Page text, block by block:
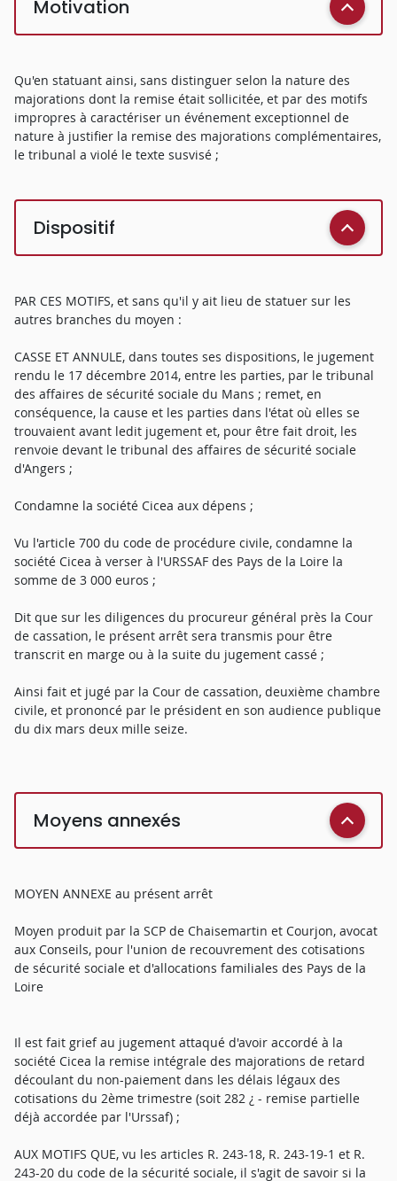
Motivation
Qu'en statuant ainsi, sans distinguer selon la nature des
majorations dont la remise était sollicitée, et par des motifs
impropres à caractériser un événement exceptionnel de
nature à justifier la remise des majorations complémentaires,
le tribunal a violé le texte susvisé ;
Dispositif
PAR CES MOTIFS, et sans qu'il y ait lieu de statuer sur les
autres branches du moyen :
CASSE ET ANNULE, dans toutes ses dispositions, le jugement
rendu le 17 décembre 2014, entre les parties, par le tribunal
des affaires de sécurité sociale du Mans ; remet, en
conséquence, la cause et les parties dans l'état où elles se
trouvaient avant ledit jugement et, pour être fait droit, les
renvoie devant le tribunal des affaires de sécurité sociale
d'Angers ;
Condamne la société Cicea aux dépens ;
Vu l'article 700 du code de procédure civile, condamne la
société Cicea à verser à l'URSSAF des Pays de la Loire la
somme de 3 000 euros ;
Dit que sur les diligences du procureur général près la Cour
de cassation, le présent arrêt sera transmis pour être
transcrit en marge ou à la suite du jugement cassé ;
Ainsi fait et jugé par la Cour de cassation, deuxième chambre
civile, et prononcé par le président en son audience publique
du dix mars deux mille seize.
Moyens annexés
MOYEN ANNEXE au présent arrêt
Moyen produit par la SCP de Chaisemartin et Courjon, avocat
aux Conseils, pour l'union de recouvrement des cotisations
de sécurité sociale et d'allocations familiales des Pays de la
Loire
Il est fait grief au jugement attaqué d'avoir accordé à la
société Cicea la remise intégrale des majorations de retard
découlant du non-paiement dans les délais légaux des
cotisations du 2ème trimestre (soit 282 ¿ - remise partielle
déjà accordée par l'Urssaf) ;
AUX MOTIFS QUE, vu les articles R. 243-18, R. 243-19-1 et R.
243-20 du code de la sécurité sociale, il s'agit de savoir si la